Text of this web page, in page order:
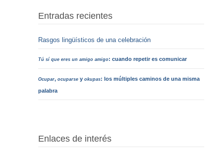
Entradas recientes
Rasgos lingüísticos de una celebración
Tú sí que eres un amigo amigo: cuando repetir es comunicar
Ocupar,ocuparse yokupas: los múltiples caminos de una misma
palabra
Enlaces de interés